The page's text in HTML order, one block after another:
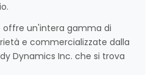
offre un'intera gamma di
e commercializzate dalla
Dynamics Inc. che si trova